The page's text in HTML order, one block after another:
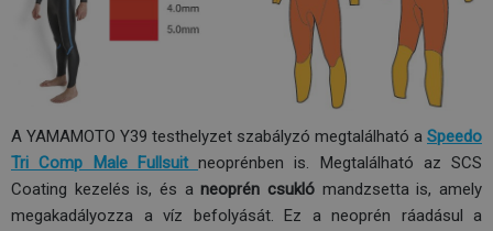
A YAMAMOTO Y39 testhelyzet szabályzó megtalálható a Speedo
Tri Comp Male Fullsuit neoprénben is. Megtalálható az SCS
Coating kezelés is, és aneoprén csukló mandzsetta is, amely
megakadályozza a víz befolyását. Ez a neoprén ráadásul a